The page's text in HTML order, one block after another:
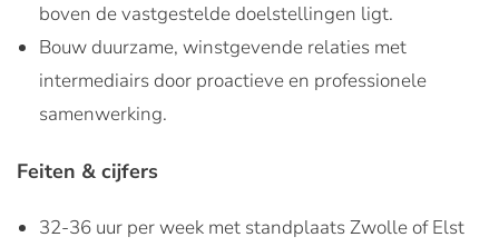
boven de vastgestelde doelstellingen ligt.
Bouw duurzame, winstgevende relaties met
intermediairs door proactieve en professionele
samenwerking.
Feiten & cijfers
32-36 uur per week met standplaats Zwolle of Elst